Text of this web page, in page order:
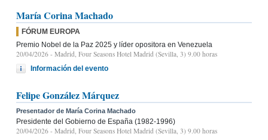
María Corina Machado
FÓRUM EUROPA
Premio Nobel de la Paz 2025 y líder opositora en Venezuela
20/04/2026 - Madrid, Four Seasons Hotel Madrid (Sevilla, 3) 9.00 horas
Información del evento
Felipe González Márquez
Presentador de María Corina Machado
Presidente del Gobierno de España (1982-1996)
20/04/2026 - Madrid, Four Seasons Hotel Madrid (Sevilla, 3) 9.00 horas